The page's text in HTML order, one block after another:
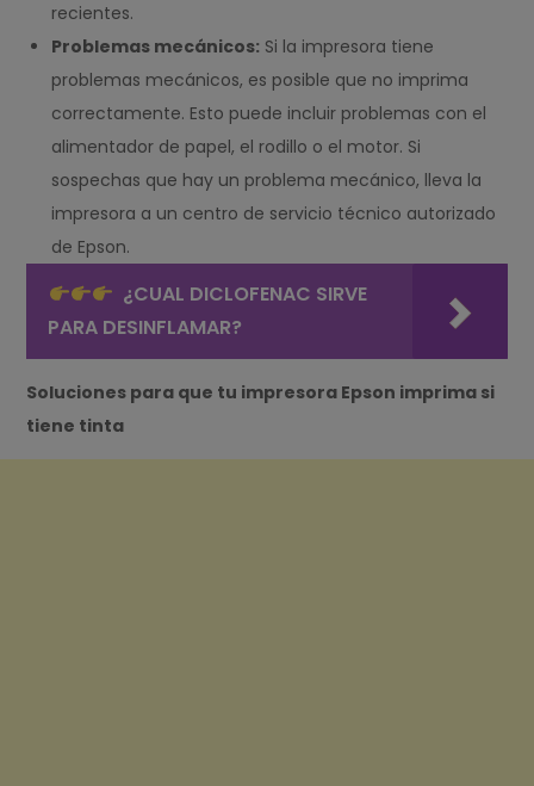
recientes.
Problemas mecánicos: Si la impresora tiene
problemas mecánicos, es posible que no imprima
correctamente. Esto puede incluir problemas con el
alimentador de papel, el rodillo o el motor. Si
sospechas que hay un problema mecánico, lleva la
impresora a un centro de servicio técnico autorizado
de Epson.
¿CUAL DICLOFENAC SIRVE
PARA DESINFLAMAR?
Soluciones para que tu impresora Epson imprima si
tiene tinta